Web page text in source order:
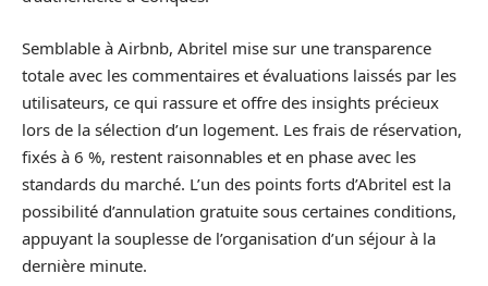
Semblable à Airbnb, Abritel mise sur une transparence
totale avec les commentaires et évaluations laissés par les
utilisateurs, ce qui rassure et offre des insights précieux
lors de la sélection d’un logement. Les frais de réservation,
fixés à 6 %, restent raisonnables et en phase avec les
standards du marché. L’un des points forts d’Abritel est la
possibilité d’annulation gratuite sous certaines conditions,
appuyant la souplesse de l’organisation d’un séjour à la
dernière minute.